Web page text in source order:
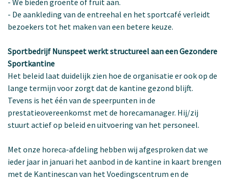
- We bieden groente of fruit aan.
- De aankleding van de entreehal en het sportcafé verleidt
bezoekers tot het maken van een betere keuze.
Sportbedrijf Nunspeet werkt structureel aan een Gezondere
Sportkantine
Het beleid laat duidelijk zien hoe de organisatie er ook op de
lange termijn voor zorgt dat de kantine gezond blijft.
Tevens is het één van de speerpunten in de
prestatieovereenkomst met de horecamanager. Hij/zij
stuurt actief op beleid en uitvoering van het personeel.
Met onze horeca-afdeling hebben wij afgesproken dat we
ieder jaar in januari het aanbod in de kantine in kaart brengen
met de Kantinescan van het Voedingscentrum en de